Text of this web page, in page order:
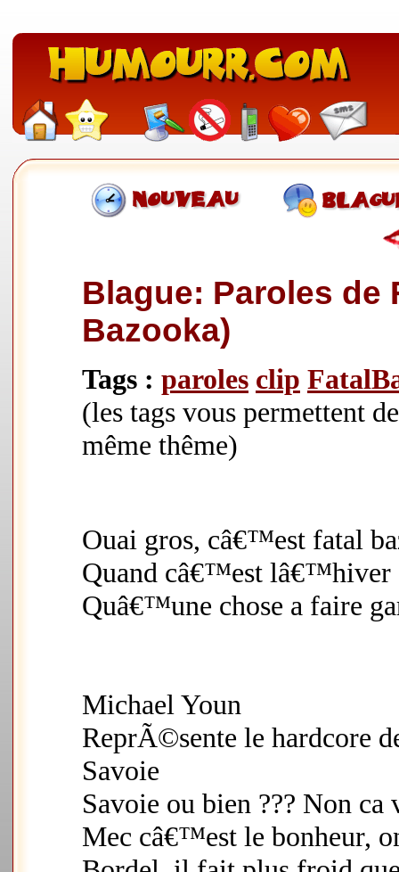
Blague: Paroles de
Bazooka)
Tags : paroles clip
(les tags vous permettent
même thême)
Ouai gros, câ€™est fatal
Quand câ€™est lâ€™hiver
Quâ€™une chose a faire
Michael Youn
ReprÃ©sente le hardcore
Savoie
Savoie ou bien ??? Non ca
Mec câ€™est le bonheur,